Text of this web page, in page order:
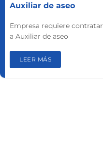
Auxiliar de aseo
Empresa requiere contratar
a Auxiliar de aseo
LEER MÁS